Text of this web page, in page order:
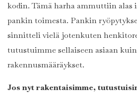
kodin. Tämä harha ammuttiin alas
pankin toimesta. Pankin
sinnitteli vielä jotenkuten
tutustuimme sellaiseen asiaan
rakennusmääräykset.
Jos nyt rakentaisimme,